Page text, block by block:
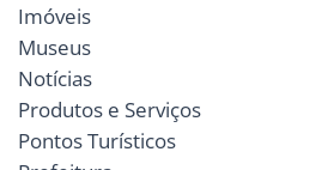
Imóveis
Museus
Notícias
Produtos e Serviços
Pontos Turísticos